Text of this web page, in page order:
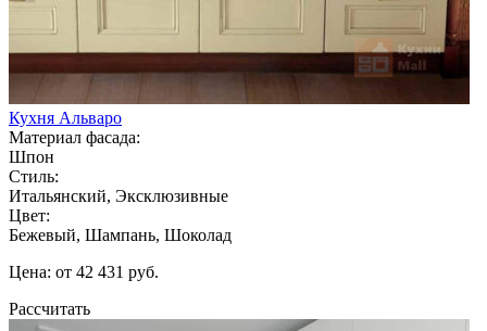
Кухня Альваро
Материал фасада:
Шпон
Стиль:
Итальянский, Эксклюзивные
Цвет:
Бежевый, Шампань, Шоколад
Цена: от 42 431 руб.
Рассчитать